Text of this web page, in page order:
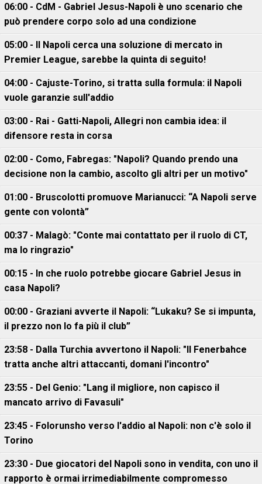
06:00 - CdM - Gabriel Jesus-Napoli è uno scenario che
può prendere corpo solo ad una condizione
05:00 - Il Napoli cerca una soluzione di mercato in
Premier League, sarebbe la quinta di seguito!
04:00 - Cajuste-Torino, si tratta sulla formula: il Napoli
vuole garanzie sull'addio
03:00 - Rai - Gatti-Napoli, Allegri non cambia idea: il
difensore resta in corsa
02:00 - Como, Fabregas: "Napoli? Quando prendo una
decisione non la cambio, ascolto gli altri per un motivo"
01:00 - Bruscolotti promuove Marianucci: “A Napoli serve
gente con volontà”
00:37 - Malagò: "Conte mai contattato per il ruolo di CT,
ma lo ringrazio"
00:15 - In che ruolo potrebbe giocare Gabriel Jesus in
casa Napoli?
00:00 - Graziani avverte il Napoli: “Lukaku? Se si impunta,
il prezzo non lo fa più il club”
23:58 - Dalla Turchia avvertono il Napoli: "Il Fenerbahce
tratta anche altri attaccanti, domani l'incontro"
23:55 - Del Genio: "Lang il migliore, non capisco il
mancato arrivo di Favasuli"
23:45 - Folorunsho verso l'addio al Napoli: non c'è solo il
Torino
23:30 - Due giocatori del Napoli sono in vendita, con uno il
rapporto è ormai irrimediabilmente compromesso